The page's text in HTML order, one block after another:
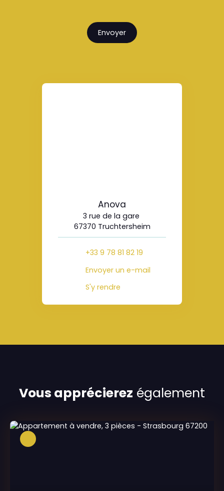
Envoyer
Anova
3 rue de la gare
67370 Truchtersheim
+33 9 78 81 82 19
Envoyer un e-mail
S'y rendre
Vous apprécierez également